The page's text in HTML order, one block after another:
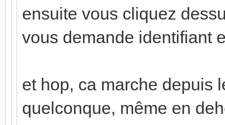
ensuite vous cliquez
vous demande identifiant
et hop, ca marche depuis
quelconque, même en